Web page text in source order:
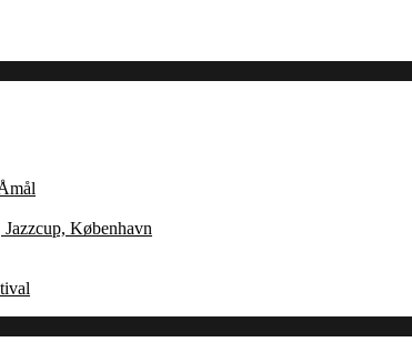
København